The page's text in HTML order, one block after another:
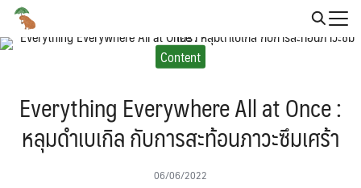
Skip
contentSearch
Content
Everything Everywhere All at Once :
หลุมดำเบเกิล กับการสะท้อนภาวะซึมเศร้า
06/06/2022